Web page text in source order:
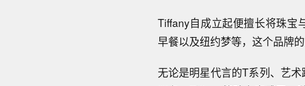
Tiffany自成立起便擅长将珠宝
早餐以及纽约梦等，这个品牌
无论是明星代言的T系列、艺